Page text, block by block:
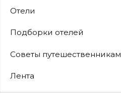
Отели
Подборки отелей
Советы путешественникам
Лента